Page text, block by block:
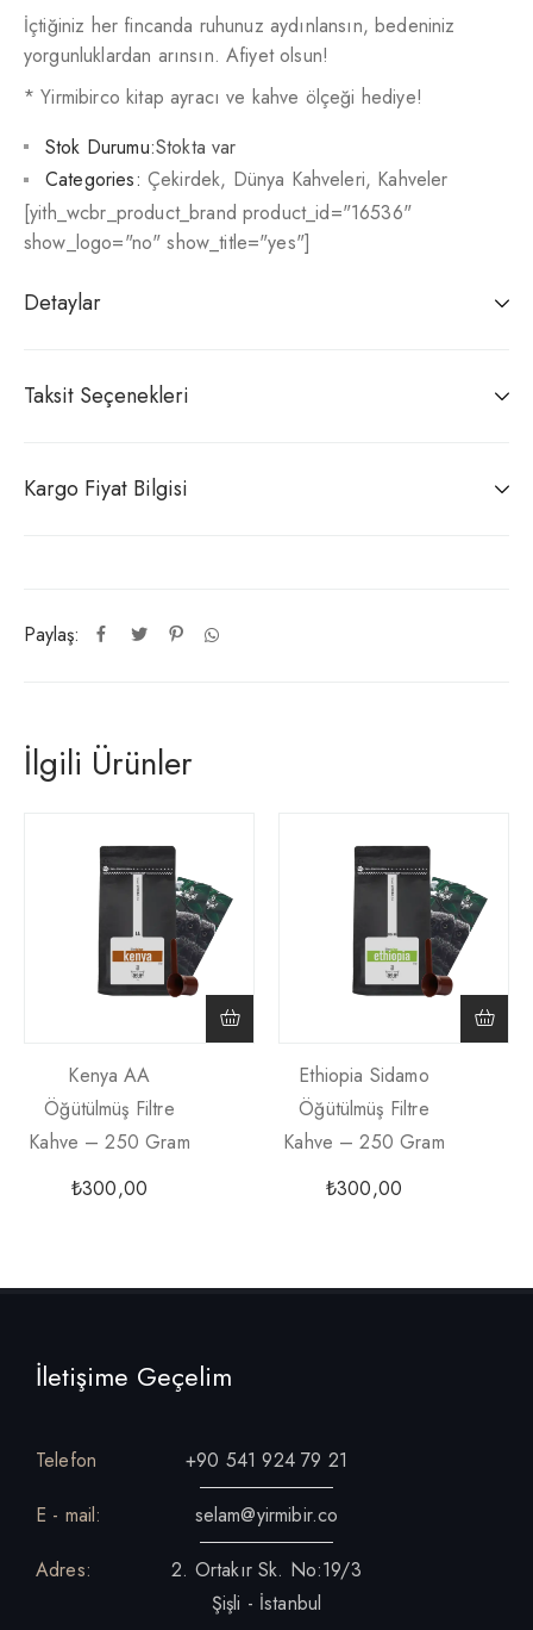
İçtiğiniz her fincanda ruhunuz aydınlansın, bedeniniz
yorgunluklardan arınsın. Afiyet olsun!
* Yirmibirco kitap ayracı ve kahve ölçeği hediye!
Stok Durumu:Stokta var
Paylaş:
Categories: Çekirdek, Dünya Kahveleri, Kahveler
[yith_wcbr_product_brand product_id="16536"
show_logo="no" show_title="yes"]
Detaylar
Taksit Seçenekleri
Kargo Fiyat Bilgisi
İlgili Ürünler
Kenya AA
Öğütülmüş Filtre
Kahve – 250 Gram
₺300,00
Ethiopia Sidamo
Öğütülmüş Filtre
Kahve – 250 Gram
₺300,00
İletişime Geçelim
Telefon
+90 541 924 79 21
E - mail:
selam@yirmibir.co
Adres:
2. Ortakır Sk. No:19/3
Şişli - İstanbul